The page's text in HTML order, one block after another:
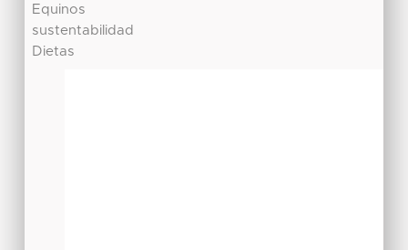
Equinos
sustentabilidad
Dietas